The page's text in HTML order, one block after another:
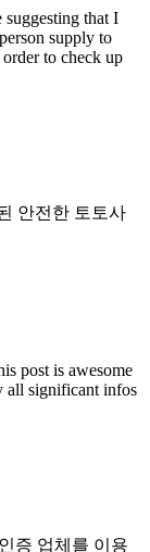
that I
supply to
to check up
안전한 토토사
post is awesome
all significant infos
증 업체를 이용